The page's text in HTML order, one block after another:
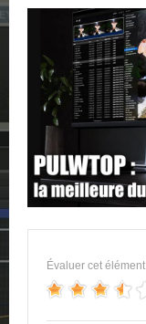
Évaluer cet élément